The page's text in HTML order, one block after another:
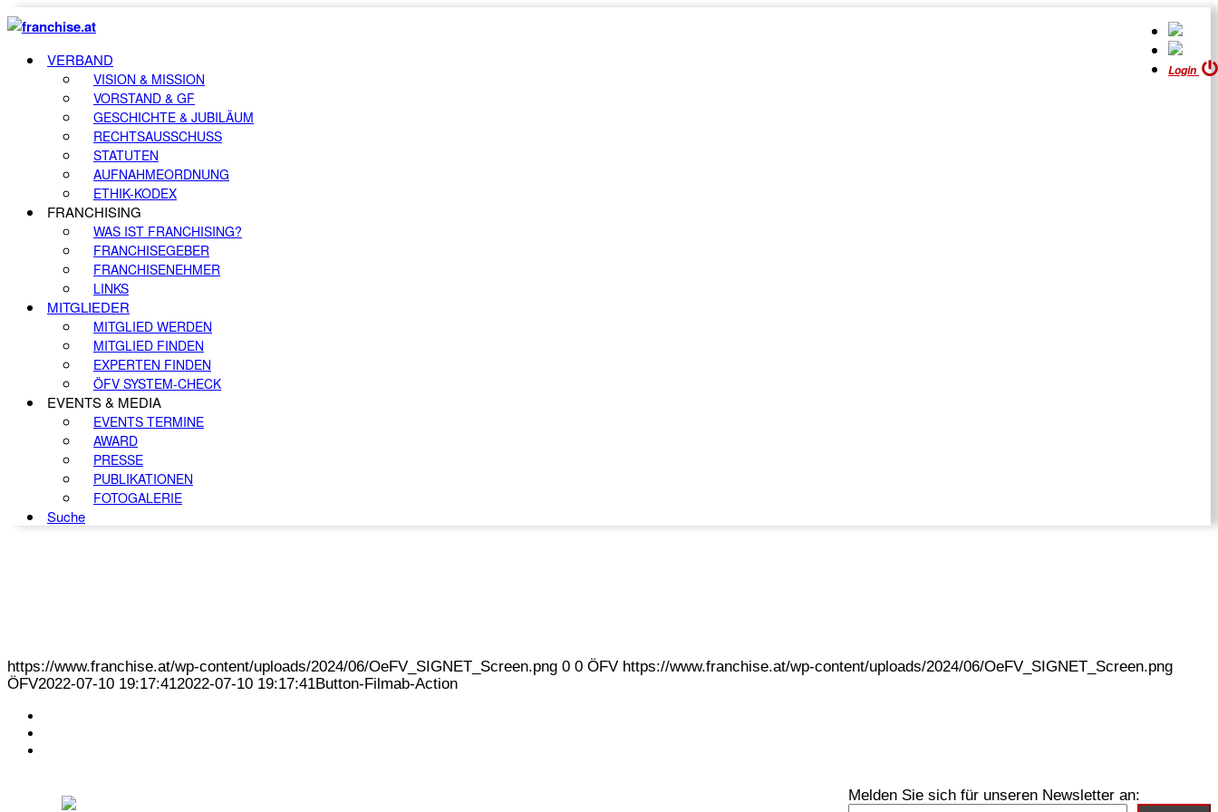
Login
VERBAND
VISION & MISSION
VORSTAND & GF
GESCHICHTE & JUBILÄUM
RECHTSAUSSCHUSS
STATUTEN
AUFNAHMEORDNUNG
ETHIK-KODEX
FRANCHISING
WAS IST FRANCHISING?
FRANCHISEGEBER
FRANCHISENEHMER
LINKS
MITGLIEDER
MITGLIED WERDEN
MITGLIED FINDEN
EXPERTEN FINDEN
ÖFV SYSTEM-CHECK
EVENTS & MEDIA
EVENTS TERMINE
AWARD
PRESSE
PUBLIKATIONEN
FOTOGALERIE
Suche
https://www.franchise.at/wp-content/uploads/2024/06/OeFV_SIGNET_Screen.png 0 0 ÖFV https://www.franchise.at/wp-content/uploads/2024/06/OeFV_SIGNET_Screen.png
ÖFV2022-07-10 19:17:412022-07-10 19:17:41Button-Filmab-Action
Melden Sie sich für unseren Newsletter an: